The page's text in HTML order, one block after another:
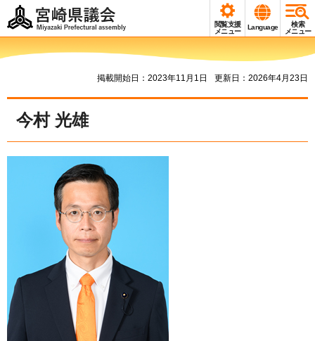
宮崎県議会
Miyazaki Prefectural
閲覧支援
メニュー
Language
検索
メニュー
掲載開始日：2023年11月1日 更新日：2026年4月23日
今村 光雄